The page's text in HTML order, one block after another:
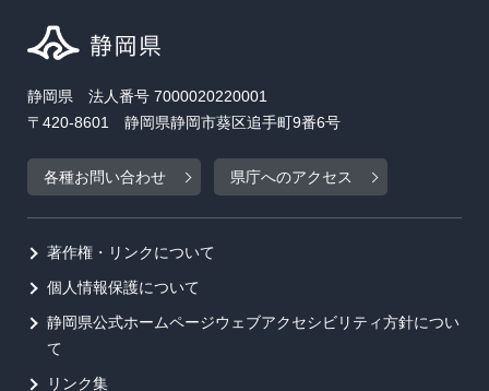
静岡県 法人番号 7000020220001
〒420-8601 静岡県静岡市葵区追手町9番6号
各種お問い合わせ 県庁へのアクセス
著作権・リンクについて
個人情報保護について
静岡県公式ホームページウェブアクセシビリティ方針につい
て
リンク集